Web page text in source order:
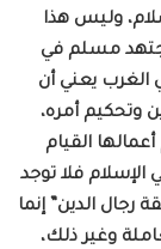
وليس هذا
مسلم في
الغرب يعني أن
وتحكيم أمره،
القيام
الإسلام فلا توجد
رجال الدين” إنما
وغير ذلك،